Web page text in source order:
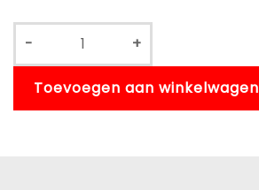
- +
Toevoegen aan winkelwagen